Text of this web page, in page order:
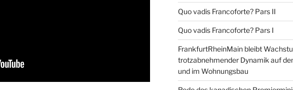
Quo vadis Francoforte? Pars II
Quo vadis Francoforte? Pars I
FrankfurtRheinMain bleibt
trotzabnehmender Dynamik auf
und im Wohnungsbau